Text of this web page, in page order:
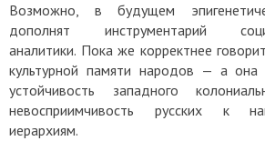
Возможно, в будущем
дополнят инструментарий
аналитики. Пока же корректнее
культурной памяти народов — а она
устойчивость западного
невосприимчивость русских к
иерархиям.